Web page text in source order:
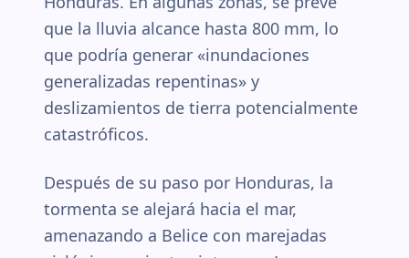
que la lluvia alcance hasta 800 mm, lo
que podría generar «inundaciones
generalizadas repentinas» y
deslizamientos de tierra potencialmente
catastróficos.
Después de su paso por Honduras, la
tormenta se alejará hacia el mar,
amenazando a Belice con marejadas